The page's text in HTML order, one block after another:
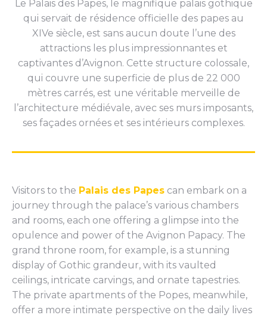
Le Palais des Papes, le magnifique palais gothique
qui servait de résidence officielle des papes au
XIVe siècle, est sans aucun doute l’une des
attractions les plus impressionnantes et
captivantes d’Avignon. Cette structure colossale,
qui couvre une superficie de plus de 22 000
mètres carrés, est une véritable merveille de
l’architecture médiévale, avec ses murs imposants,
ses façades ornées et ses intérieurs complexes.
Visitors to the Palais des Papes can embark on a
journey through the palace’s various chambers
and rooms, each one offering a glimpse into the
opulence and power of the Avignon Papacy. The
grand throne room, for example, is a stunning
display of Gothic grandeur, with its vaulted
ceilings, intricate carvings, and ornate tapestries.
The private apartments of the Popes, meanwhile,
offer a more intimate perspective on the daily lives